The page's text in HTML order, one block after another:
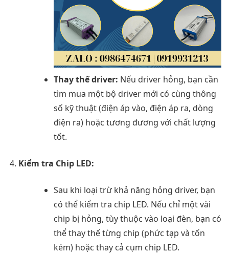
Thay thế driver: Nếu driver hỏng, bạn cần
tìm mua một bộ driver mới có cùng thông
số kỹ thuật (điện áp vào, điện áp ra, dòng
điện ra) hoặc tương đương với chất lượng
tốt.
Kiểm tra Chip LED:
Sau khi loại trừ khả năng hỏng driver, bạn
có thể kiểm tra chip LED. Nếu chỉ một vài
chip bị hỏng, tùy thuộc vào loại đèn, bạn có
thể thay thế từng chip (phức tạp và tốn
kém) hoặc thay cả cụm chip LED.